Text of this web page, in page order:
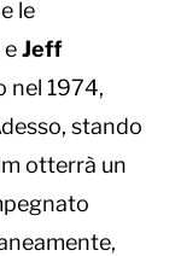
le
eJeff
nel 1974,
stando
otterrà un